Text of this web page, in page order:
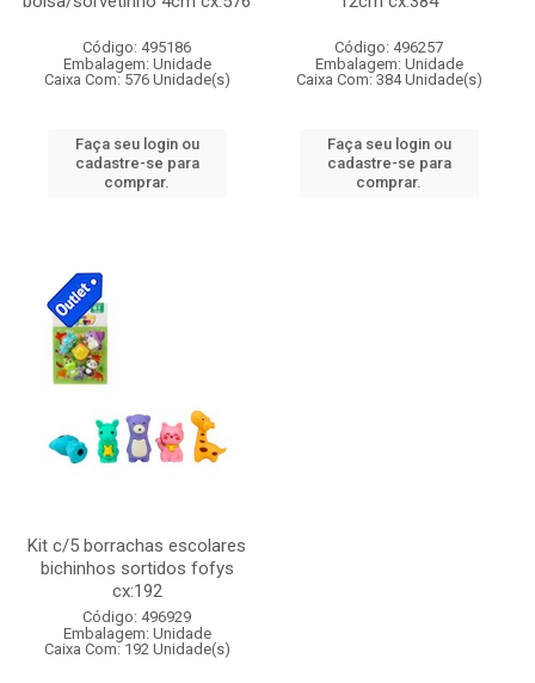
Código: 495186
Embalagem: Unidade
Caixa Com: 576 Unidade(s)
Faça seu login ou
cadastre-se para
comprar.
Código: 496257
Embalagem: Unidade
Caixa Com: 384 Unidade(s)
Faça seu login ou
cadastre-se para
comprar.
Kit c/5 borrachas escolares
bichinhos sortidos fofys
cx:192
Código: 496929
Embalagem: Unidade
Caixa Com: 192 Unidade(s)